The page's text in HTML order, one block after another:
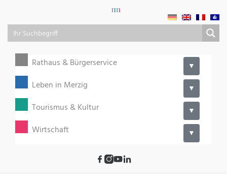
Rathaus & Bürgerservice ▼
Leben in Merzig ▼
Tourismus & Kultur ▼
Wirtschaft ▼